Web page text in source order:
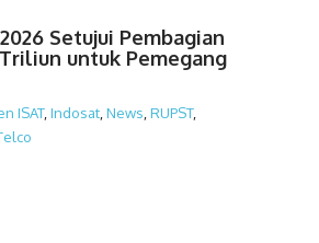
Setujui Pembagian
untuk Pemegang
ISAT,Indosat,News,RUPST,